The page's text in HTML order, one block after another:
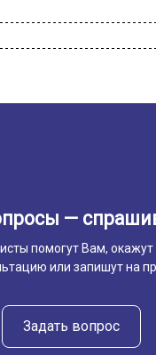
—
помогут Вам, окажут
или запишут на
Задать вопрос